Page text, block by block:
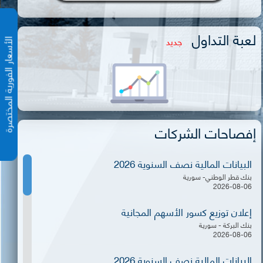
الأسعار لعبة التداول جديد
إفصاحات الشركات
البيانات المالية نصف السنوية 2026
بنك قطر الوطني- سورية
2026-08-06
إعلان توزيع كسور الأسهم المجانية
بنك البركة - سورية
2026-08-06